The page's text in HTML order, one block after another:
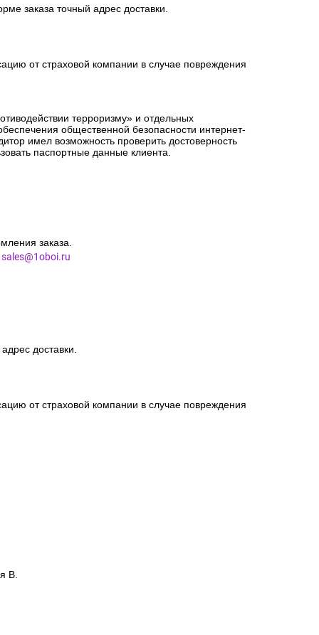
заказа точный адрес доставки.
от страховой компании в случае повреждения
терроризму» и отдельных
общественной безопасности интернет-
имел возможность проверить достоверность
паспортные данные клиента.
заказа.
sales@1oboi.ru
доставки.
от страховой компании в случае повреждения
В.